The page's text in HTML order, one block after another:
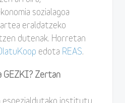
sozialagoa
eraldatzeko
dutenak. Horretan
edota REAS.
GEZKI? Zertan